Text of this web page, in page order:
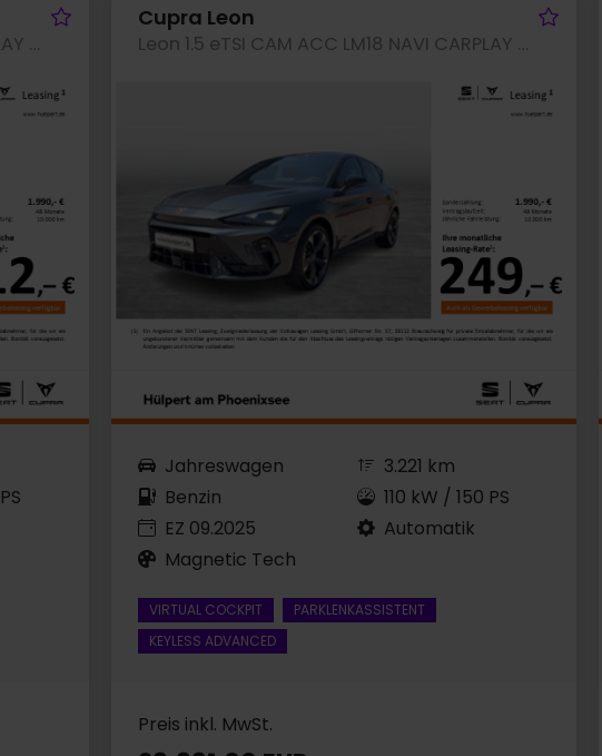
Leon 1.5 eTSI CAM ACC LM18 NAVI CARPLAY SITZHEIZ
Fahrzeug merken
Cupra Leon
Leon 1.5 eTSI CAM ACC LM18 NAVI CARPLAY SITZHEIZ
Jahreswagen
Benzin
EZ 09.2025
Magnetic Tech
3.221 km
110 kW / 150 PS
Automatik
VIRTUAL COCKPIT
PARKLENKASSISTENT
KEYLESS ADVANCED
Preis inkl. MwSt.